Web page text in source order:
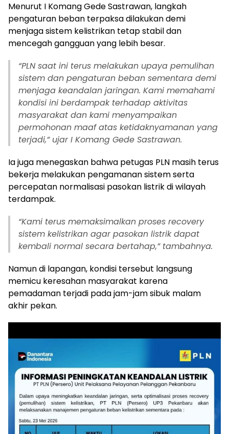
Menurut I Komang Gede Sastrawan, langkah
pengaturan beban terpaksa dilakukan demi
menjaga sistem kelistrikan tetap stabil dan
mencegah gangguan yang lebih besar.
“PLN saat ini terus melakukan upaya pemulihan
sistem dan pengaturan beban sementara demi
menjaga keandalan jaringan. Kami memahami
kondisi ini berdampak terhadap aktivitas
masyarakat dan kami menyampaikan
permohonan maaf atas ketidaknyamanan yang
terjadi,” ujar I Komang Gede Sastrawan.
Ia juga menegaskan bahwa petugas PLN masih terus
bekerja melakukan pengamanan sistem serta
percepatan normalisasi pasokan listrik di wilayah
terdampak.
“Kami terus memaksimalkan proses recovery
sistem kelistrikan agar pasokan listrik dapat
kembali normal secara bertahap,” tambahnya.
Namun di lapangan, kondisi tersebut langsung
memicu keresahan masyarakat karena
pemadaman terjadi pada jam-jam sibuk malam
akhir pekan.